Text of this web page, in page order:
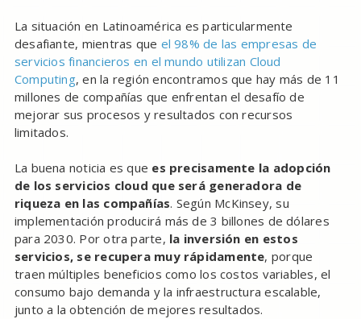
La situación en Latinoamérica es particularmente
desafiante, mientras que el 98% de las empresas de
servicios financieros en el mundo utilizan Cloud
Computing, en la región encontramos que hay más de 11
millones de compañías que enfrentan el desafío de
mejorar sus procesos y resultados con recursos
limitados.
La buena noticia es que es precisamente la adopción
de los servicios cloud que será generadora de
riqueza en las compañías. Según McKinsey, su
implementación producirá más de 3 billones de dólares
para 2030. Por otra parte, la inversión en estos
servicios, se recupera muy rápidamente, porque
traen múltiples beneficios como los costos variables, el
consumo bajo demanda y la infraestructura escalable,
junto a la obtención de mejores resultados.